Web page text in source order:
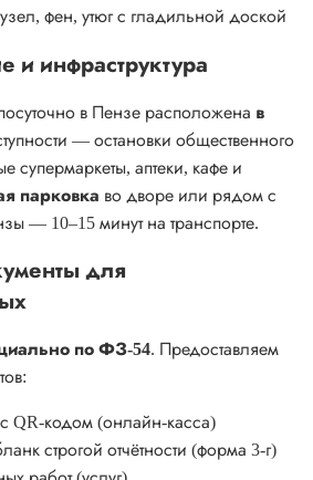
фен, утюг с гладильной доской
и инфраструктура
в Пензе расположена в
— остановки общественного
супермаркеты, аптеки, кафе и
парковка во дворе или рядом с
— 10–15 минут на транспорте.
для
по ФЗ-54. Предоставляем
QR-кодом (онлайн-касса)
строгой отчётности (форма 3-г)